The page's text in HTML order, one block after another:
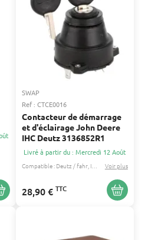
SWAP
Ref : CTCE0016
Contacteur de démarrage
et d'éclairage John Deere
IHC Deutz 3136852R1
Livré à partir du : Mercredi 12 Août
Compatible : Deutz / fahr Ihc / mccormick Voir plus
28,90 € TTC